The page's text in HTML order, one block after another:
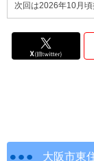
次回は2026年10月頃
大阪市東